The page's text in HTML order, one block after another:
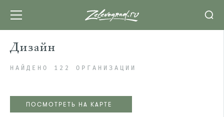
Дизайн
НАЙДЕНО 122 ОРГАНИЗАЦИИ
ПОСМОТРЕТЬ НА КАРТЕ